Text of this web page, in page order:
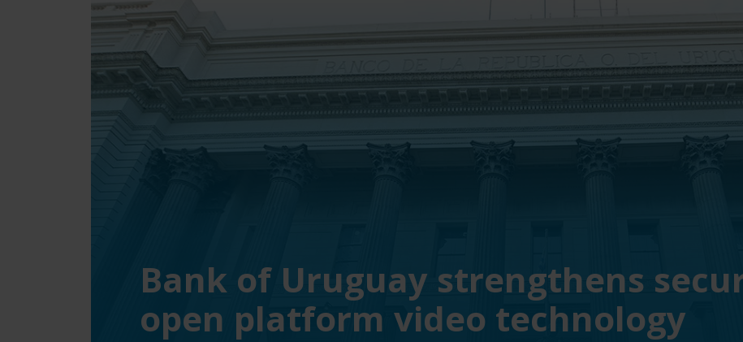
Bank of Uruguay strengthens
open platform video technology